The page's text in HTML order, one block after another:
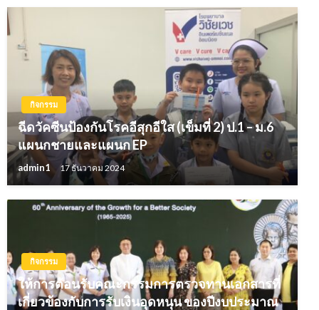
กิจกรรม
ฉีดวัคซีนป้องกันโรคอีสุกอีใส (เข็มที่ 2) ป.1 – ม.6
แผนกชายและแผนก EP
admin1 17 ธันวาคม 2024
กิจกรรม
ให้การต้อนรับคณะกรรมการตรวจทานเอกสารที่
เกี่ยวข้องกับการรับเงินอุดหนุน ของปีงบประมาณ